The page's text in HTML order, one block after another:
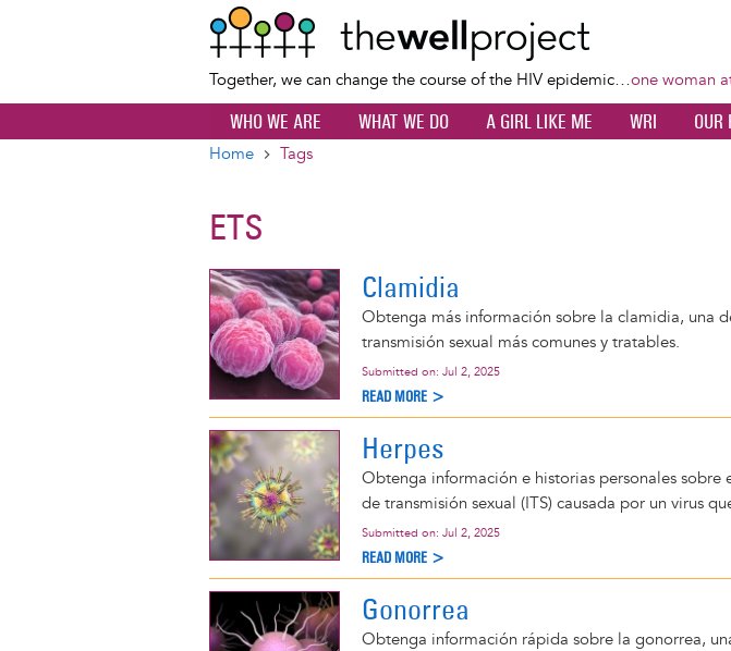
Together, we can change the course of the HIV epidemic…one woman
WHO WE ARE WHAT WE DO A GIRL LIKE ME WRI OUR
Home Tags
ETS
Clamidia
Obtenga más información sobre la clamidia, una
transmisión sexual más comunes y tratables.
Submitted on: Jul 2, 2025
READ MORE >
Herpes
Obtenga información e historias personales sobre
de transmisión sexual (ITS) causada por un virus
Submitted on: Jul 2, 2025
READ MORE >
Gonorrea
Obtenga información rápida sobre la gonorrea,